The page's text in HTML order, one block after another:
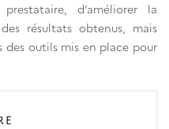
d’améliorer la
résultats obtenus, mais
des outils mis en place pour